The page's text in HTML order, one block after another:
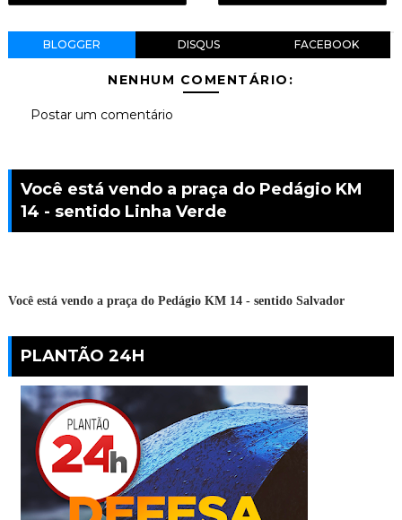
BLOGGER DISQUS FACEBOOK
NENHUM COMENTÁRIO:
Postar um comentário
Você está vendo a praça do Pedágio KM
14 - sentido Linha Verde
Você está vendo a praça do Pedágio KM 14 - sentido Salvador
PLANTÃO 24H